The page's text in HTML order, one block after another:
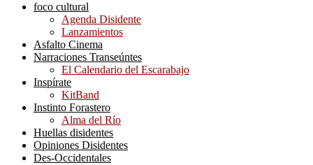
foco cultural
Agenda Disidente
Lanzamientos
Asfalto Cinema
Narraciones Transeúntes
El Calendario del Escarabajo
Inspírate
KitBand
Instinto Forastero
Alma del Río
Huellas disidentes
Opiniones Disidentes
Des-Occidentales